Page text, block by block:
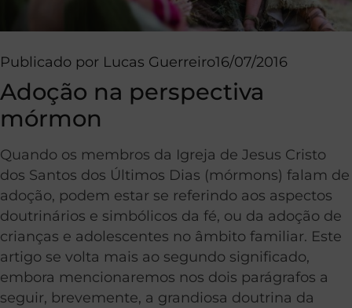
Publicado por Lucas Guerreiro16/07/2016
Adoção na perspectiva
mórmon
Quando os membros da Igreja de Jesus Cristo
dos Santos dos Últimos Dias (mórmons) falam de
adoção, podem estar se referindo aos aspectos
doutrinários e simbólicos da fé, ou da adoção de
crianças e adolescentes no âmbito familiar. Este
artigo se volta mais ao segundo significado,
embora mencionaremos nos dois parágrafos a
seguir, brevemente, a grandiosa doutrina da